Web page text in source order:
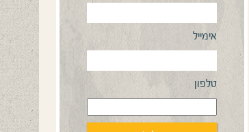
אימייל
טלפון